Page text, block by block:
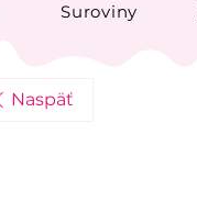
Suroviny
Naspäť